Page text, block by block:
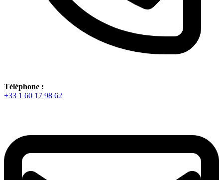
Téléphone :
+33 1 60 17 98 62